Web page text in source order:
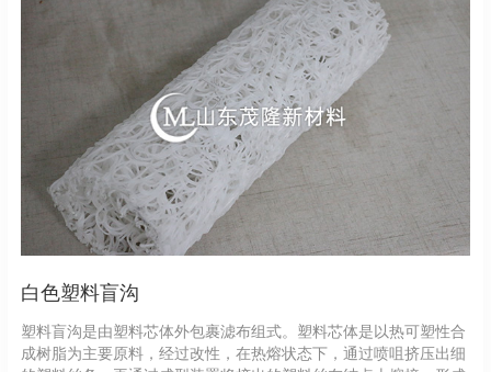
白色塑料盲沟
塑料盲沟是由塑料芯体外包裹滤布组式。塑料芯体是以热可塑性合
成树脂为主要原料，经过改性，在热熔状态下，通过喷咀挤压出细